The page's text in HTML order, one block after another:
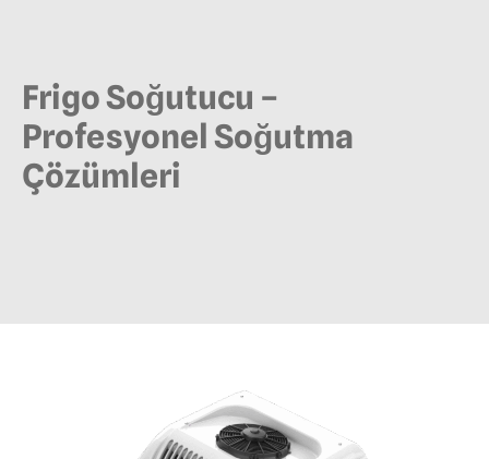
Frigo Soğutucu –
Profesyonel Soğutma
Çözümleri